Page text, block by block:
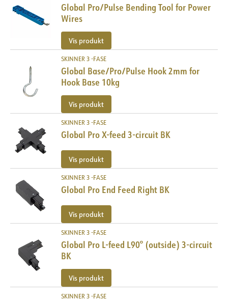
Global Pro/Pulse Bending Tool for Power
Wires
Vis produkt
SKINNER 3 -FASE
Global Base/Pro/Pulse Hook 2mm for
Hook Base 10kg
Vis produkt
SKINNER 3 -FASE
Global Pro X-feed 3-circuit BK
Vis produkt
SKINNER 3 -FASE
Global Pro End Feed Right BK
Vis produkt
SKINNER 3 -FASE
Global Pro L-feed L90° (outside) 3-circuit
BK
Vis produkt
SKINNER 3 -FASE